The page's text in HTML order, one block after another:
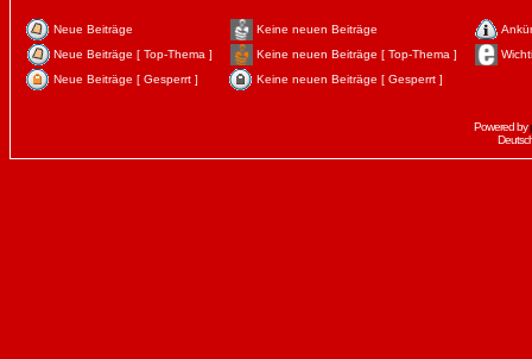
Neue Beiträge Keine neuen Beiträge
Neue Beiträge [ Top-Thema ]
Keine neuen Beiträge [ Top-Thema ]
Neue Beiträge [ Gesperrt ]
Keine neuen Beiträge [ Gesperrt ]
Powered by